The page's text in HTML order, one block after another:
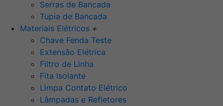
Serras de Bancada
Tupia de Bancada
Materiais Elétricos +
Chave Fenda Teste
Extensão Elétrica
Filtro de Linha
Fita Isolante
Limpa Contato Elétrico
Lâmpadas e Refletores